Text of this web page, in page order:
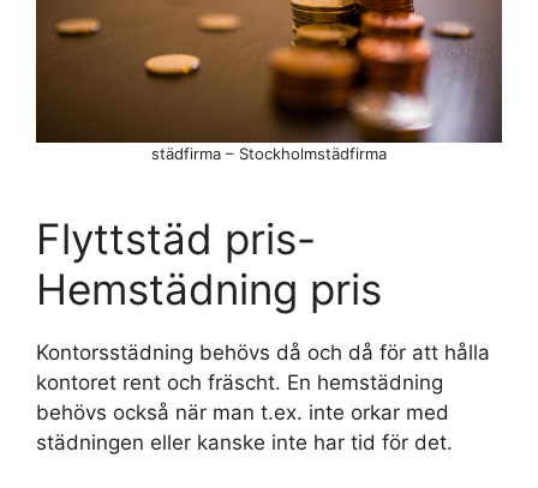
städfirma – Stockholmstädfirma
Flyttstäd pris-
Hemstädning pris
Kontorsstädning behövs då och då för att hålla
kontoret rent och fräscht. En hemstädning
behövs också när man t.ex. inte orkar med
städningen eller kanske inte har tid för det.